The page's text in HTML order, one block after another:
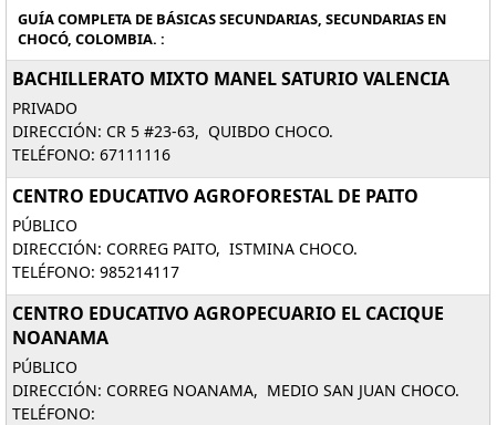
GUÍA COMPLETA DE BÁSICAS SECUNDARIAS, SECUNDARIAS EN
CHOCÓ, COLOMBIA. :
BACHILLERATO MIXTO MANEL SATURIO VALENCIA
PRIVADO
DIRECCIÓN: CR 5 #23-63, QUIBDO CHOCO.
TELÉFONO: 67111116
CENTRO EDUCATIVO AGROFORESTAL DE PAITO
PÚBLICO
DIRECCIÓN: CORREG PAITO, ISTMINA CHOCO.
TELÉFONO: 985214117
CENTRO EDUCATIVO AGROPECUARIO EL CACIQUE
NOANAMA
PÚBLICO
DIRECCIÓN: CORREG NOANAMA, MEDIO SAN JUAN CHOCO.
TELÉFONO: